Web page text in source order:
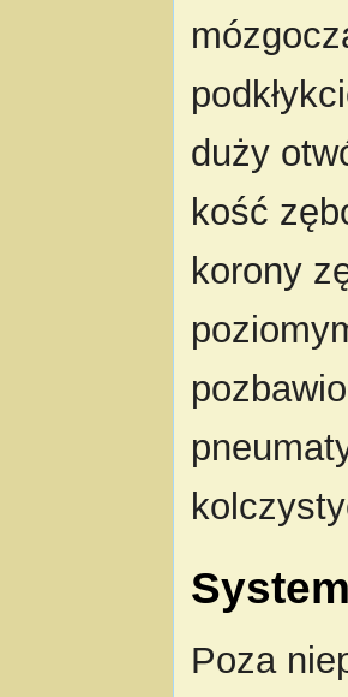
duży
kość
korony
Poza